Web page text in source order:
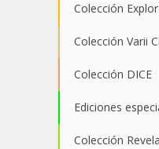
Colección
Colección Varii
Colección DICE
Ediciones
Colección